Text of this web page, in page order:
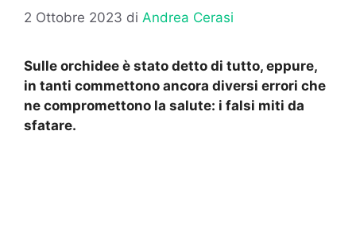
2 Ottobre 2023 di Andrea Cerasi
Sulle orchidee è stato detto di tutto, eppure,
in tanti commettono ancora diversi errori che
ne compromettono la salute: i falsi miti da
sfatare.